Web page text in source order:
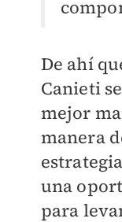
De ahí
Canieti
mejor
manera
una
para